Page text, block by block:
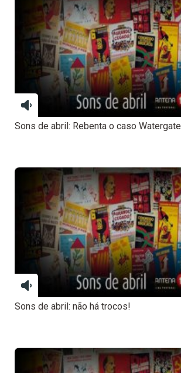
Sons de abril: Rebenta o caso Watergate
Sons de abril: não há trocos!